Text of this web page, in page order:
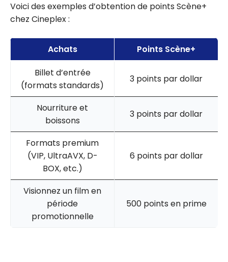
Voici des exemples d’obtention de points Scène+
chez Cineplex :
Achats
Points Scène+
Billet d’entrée
(formats standards)
3 points par dollar
Nourriture et
boissons
3 points par dollar
Formats premium
(VIP, UltraAVX, D-
BOX, etc.)
6 points par dollar
Visionnez un film en
période
promotionnelle
500 points en prime